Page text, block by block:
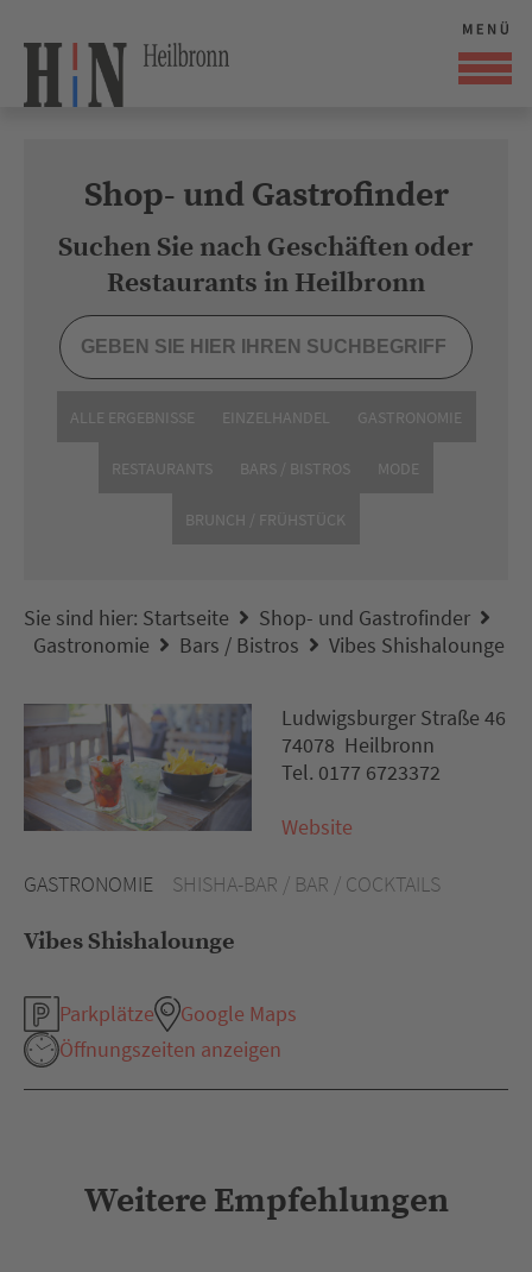
Shop- und Gastrofinder
Suchen Sie nach Geschäften oder
Restaurants in Heilbronn
ALLE ERGEBNISSE EINZELHANDEL GASTRONOMIE
RESTAURANTS BARS / BISTROS MODE
BRUNCH / FRÜHSTÜCK
Sie sind hier: Startseite
Shop- und Gastrofinder
Gastronomie
Bars / Bistros Vibes Shishalounge
GASTRONOMIE SHISHA-BAR / BAR / COCKTAILS
Vibes Shishalounge
Parkplätze
Google Maps
Öffnungszeiten anzeigen
Ludwigsburger Straße 46
74078 Heilbronn
Tel. 0177 6723372
Website
Weitere Empfehlungen